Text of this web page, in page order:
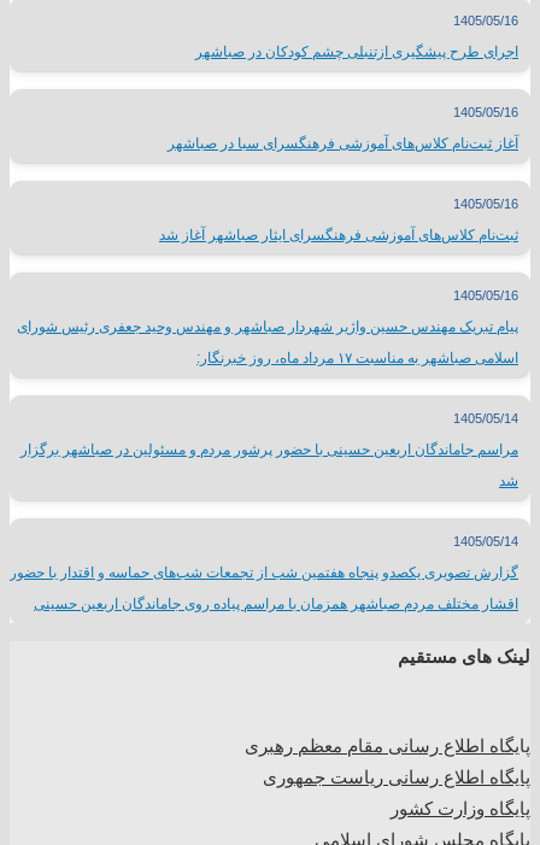
1405/05/16
اجرای طرح پیشگیری ازتنبلی چشم کودکان در صباشهر
1405/05/16
آغاز ثبت‌نام کلاس‌های آموزشی فرهنگسرای سبا در صباشهر
1405/05/16
ثبت‌نام کلاس‌های آموزشی فرهنگسرای ایثار صباشهر آغاز شد
1405/05/16
پیام تبریک مهندس حسین واژیر شهردار صباشهر و مهندس وحید جعفری رئیس شورای
اسلامی صباشهر به مناسبت ۱۷ مرداد ماه، روز خبرنگار:
1405/05/14
مراسم جاماندگان اربعین حسینی با حضور پرشور مردم و مسئولین در صباشهر برگزار
شد
1405/05/14
گزارش تصویری یکصدو پنجاه هفتمین شب از تجمعات شب‌های حماسه و اقتدار با حضور
اقشار مختلف مردم صباشهر همزمان با مراسم پیاده روی جاماندگان اربعین حسینی
لینک های مستقیم
پایگاه اطلاع رسانی مقام معظم رهبری
پایگاه اطلاع رسانی ریاست جمهوری
پایگاه وزارت کشور
پایگاه مجلس شورای اسلامی